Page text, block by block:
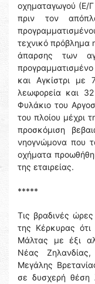
οχηματαγωγού
πριν τον
τεχνικό πρόβλημα
άπαρσης των
και Αγκίστρι με
λεωφορεία και
Φυλάκιο του
του πλοίου μέχρι
προσκόμιση
νηογνώμονα που
οχήματα
της εταιρείας.
*****
Τις βραδινές
της Κέρκυρας
Μάλτας με έξι
Νέας
Μεγάλης
σε δυσχερή θέση